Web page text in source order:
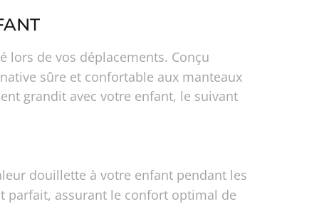
lors de vos déplacements. Conçu
sûre et confortable aux manteaux
grandit avec votre enfant, le suivant
douillette à votre enfant pendant les
parfait, assurant le confort optimal de